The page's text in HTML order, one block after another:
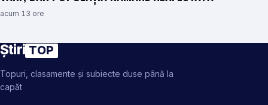
acum 13 ore
Știri TOP
Topuri, clasamente și subiecte duse până la
capăt